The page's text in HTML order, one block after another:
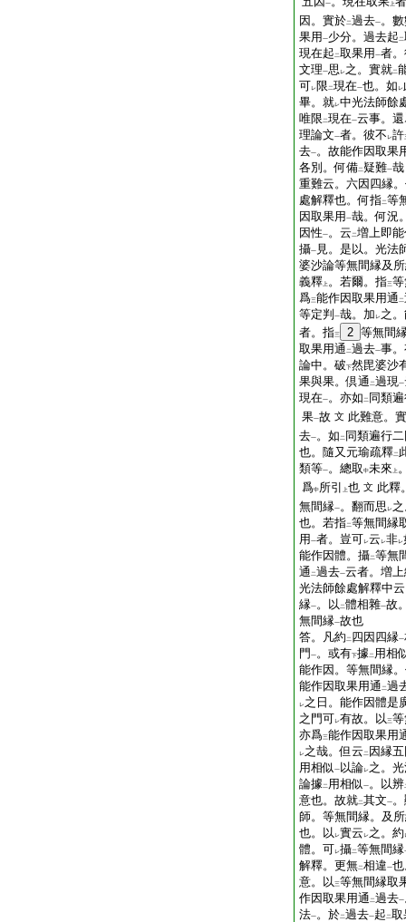
一 上
因。實於二過去一。
果用 一少分。過去起 二
現在起 二取果用 一者
文理一思 レ之。實就二
可レ限 二現在一也。如 レ
畢。就レ中光法師餘
唯限 二現在一云事。
理論文一者。彼不 レ許
去一。故能作因取果
各別。何備二 疑難一哉
重難云。六因四縁
處解釋也。何指二等
因取果用 一哉。何況
因性一。云 二増上即
攝一 見。是以。光法
婆沙論等無間縁及
義釋 上 。若爾。指三
爲三能作因取果用通 二
等定判 一哉。加 レ之
者。指三 2 等無間
取果用通 二過去一事
論中。破下然毘婆沙
果與果。倶通 二過現一
現在一。亦如 二 同類
果一故 文 此難意。
去一。如 二 同類遍行
也。隨又元瑜疏釋二
類等一。總取中未來 上
爲中所引 上也 文 此釋
無間縁一。翻而思 レ
也。若指二等無間縁
用 一者。豈可レ云 レ非レ
能作因體。攝二等無
通 二過去一云者。増
光法師餘處解釋中
縁一。以 二體相雜一故
無間縁一故也
答。凡約 二 四因四縁一
門 一。或有下據二 用相
能作因。等無間縁
能作因取果用通 二過
レ之日。能作因體是
之門可レ有故。以三
亦爲三能作因取果用
レ之哉。但云 二 因縁
用相似一 以論レ之。
論據二 用相似一。以辨
意也。故就二其文一
師。等無間縁。及
也。以 レ實云 レ之。約
體。可レ攝二等無間縁
解釋。更無二相違一
意。以三等無間縁取
作因取果用通 二過去一
法一。於二過去一起 二取